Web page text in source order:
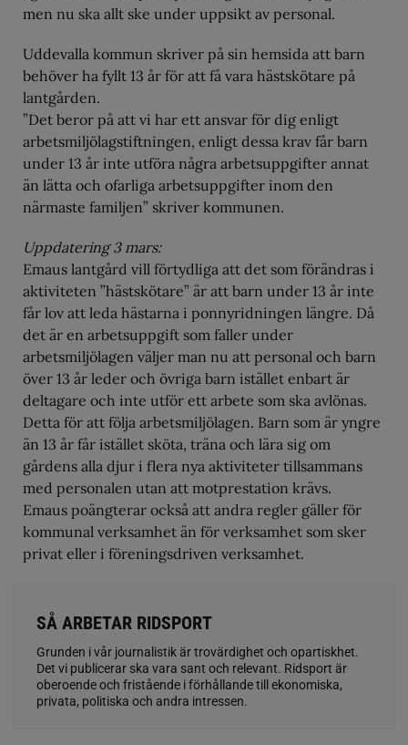
men nu ska allt ske under uppsikt av personal.
Uddevalla kommun skriver på sin hemsida att barn
behöver ha fyllt 13 år för att få vara hästskötare på
lantgården.
”Det beror på att vi har ett ansvar för dig enligt
arbetsmiljölagstiftningen, enligt dessa krav får barn
under 13 år inte utföra några arbetsuppgifter annat
än lätta och ofarliga arbetsuppgifter inom den
närmaste familjen” skriver kommunen.
Uppdatering 3 mars:
Emaus lantgård vill förtydliga att det som förändras i
aktiviteten ”hästskötare” är att barn under 13 år inte
får lov att leda hästarna i ponnyridningen längre. Då
det är en arbetsuppgift som faller under
arbetsmiljölagen väljer man nu att personal och barn
över 13 år leder och övriga barn istället enbart är
deltagare och inte utför ett arbete som ska avlönas.
Detta för att följa arbetsmiljölagen. Barn som är yngre
än 13 år får istället sköta, träna och lära sig om
gårdens alla djur i flera nya aktiviteter tillsammans
med personalen utan att motprestation krävs.
Emaus poängterar också att andra regler gäller för
kommunal verksamhet än för verksamhet som sker
privat eller i föreningsdriven verksamhet.
SÅ ARBETAR RIDSPORT
Grunden i vår journalistik är trovärdighet och opartiskhet.
Det vi publicerar ska vara sant och relevant. Ridsport är
oberoende och fristående i förhållande till ekonomiska,
privata, politiska och andra intressen.